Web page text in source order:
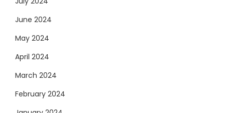
June 2024
May 2024
April 2024
March 2024
February 2024